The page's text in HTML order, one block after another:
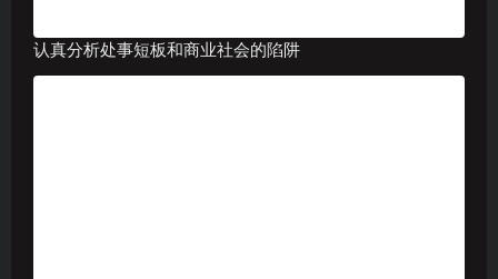
认真分析处事短板和商业社会的陷阱